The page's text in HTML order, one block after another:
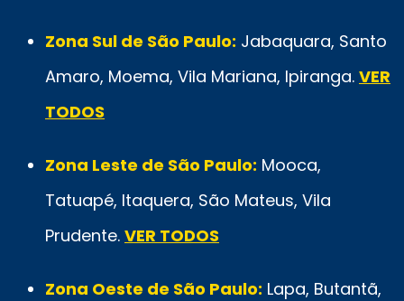
Zona Sul de São Paulo: Jabaquara, Santo
Amaro, Moema, Vila Mariana, Ipiranga. VER
TODOS
Zona Leste de São Paulo: Mooca,
Tatuapé, Itaquera, São Mateus, Vila
Prudente. VER TODOS
Zona Oeste de São Paulo: Lapa, Butantã,